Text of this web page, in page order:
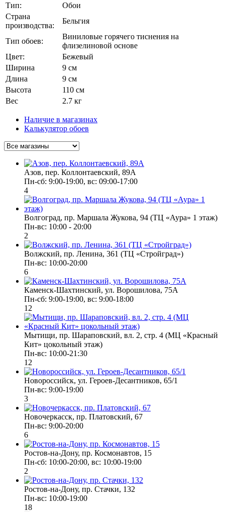
Тип:
Обои
Страна
производства:
Бельгия
Тип обоев:
Виниловые горячего тиснения на
флизелиновой основе
Цвет:
Бежевый
Ширина
9 см
Длина
9 см
Высота
110 см
Вес
2.7 кг
Наличие в магазинах
Калькулятор обоев
Азов, пер. Коллонтаевский, 89А
Пн-сб: 9:00-19:00, вс: 09:00-17:00
4
Волгоград, пр. Маршала Жукова, 94 (ТЦ «Аура» 1 этаж)
Пн-вс: 10:00 - 20:00
2
Волжский, пр. Ленина, 361 (ТЦ «Стройград»)
Пн-вс: 10:00-20:00
6
Каменск-Шахтинский, ул. Ворошилова, 75А
Пн-сб: 9:00-19:00, вс: 9:00-18:00
12
Мытищи, пр. Шараповский, вл. 2, стр. 4 (МЦ «Красный
Кит» цокольный этаж)
Пн-вс: 10:00-21:30
12
Новороссийск, ул. Героев-Десантников, 65/1
Пн-вс: 9:00-19:00
3
Новочеркасск, пр. Платовский, 67
Пн-вс: 9:00-20:00
6
Ростов-на-Дону, пр. Космонавтов, 15
Пн-сб: 10:00-20:00, вс: 10:00-19:00
2
Ростов-на-Дону, пр. Стачки, 132
Пн-вс: 10:00-19:00
18